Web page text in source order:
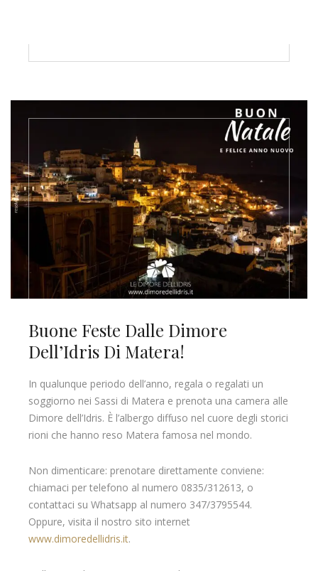
Buone Feste Dalle Dimore
Dell’Idris Di Matera!
In qualunque periodo dell’anno, regala o regalati un
soggiorno nei Sassi di Matera e prenota una camera alle
Dimore dell’Idris. È l’albergo diffuso nel cuore degli storici
rioni che hanno reso Matera famosa nel mondo.
Non dimenticare: prenotare direttamente conviene:
chiamaci per telefono al numero 0835/312613, o
contattaci su Whatsapp al numero 347/3795544.
Oppure, visita il nostro sito internet
www.dimoredellidris.it.